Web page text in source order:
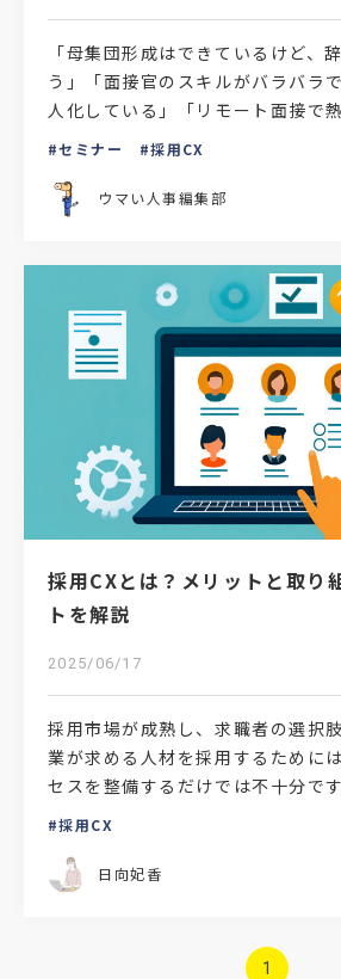
「母集団形成はできているけど、
う」「面接官のスキルがバラバラ
人化している」「リモート面接で
い」現在、多くの採用担当者様が
セミナー 採用CX
ウマい人事編集部
採用CXとは？メリットと取り
トを解説
2025/06/17
採用市場が成熟し、求職者の選択
業が求める人材を採用するために
セスを整備するだけでは不十分で
用戦略においては、求職者一人ひ
採用CX
日向妃香
1